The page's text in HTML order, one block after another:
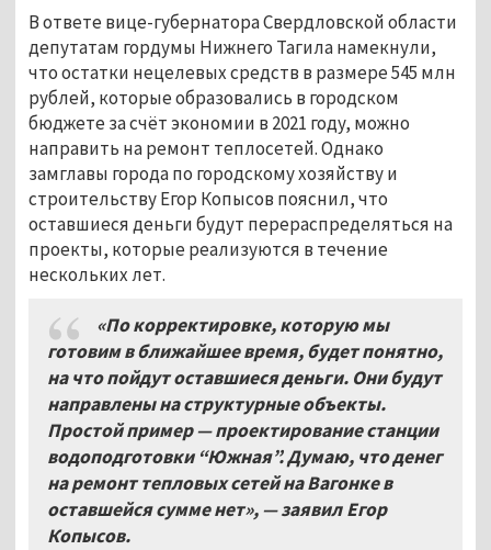
В ответе вице-губернатора Свердловской области
депутатам гордумы Нижнего Тагила намекнули,
что остатки нецелевых средств в размере 545 млн
рублей, которые образовались в городском
бюджете за счёт экономии в 2021 году, можно
направить на ремонт теплосетей. Однако
замглавы города по городскому хозяйству и
строительству Егор Копысов пояснил, что
оставшиеся деньги будут перераспределяться на
проекты, которые реализуются в течение
нескольких лет.
«По корректировке, которую мы
готовим в ближайшее время, будет понятно,
на что пойдут оставшиеся деньги. Они будут
направлены на структурные объекты.
Простой пример — проектирование станции
водоподготовки “Южная”. Думаю, что денег
на ремонт тепловых сетей на Вагонке в
оставшейся сумме нет», — заявил Егор
Копысов.